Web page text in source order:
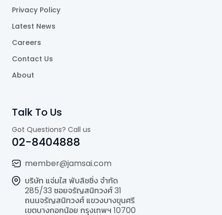
Privacy Policy
Latest News
Careers
Contact Us
About
Talk To Us
Got Questions? Call us
02-8404888
member@jamsai.com
บริษัท แจ่มใส พับลิชชิ่ง จำกัด
285/33 ซอยจรัญสนิทวงศ์ 31
ถนนจรัญสนิทวงศ์ แขวงบางขุนศรี
เขตบางกอกน้อย กรุงเทพฯ 10700